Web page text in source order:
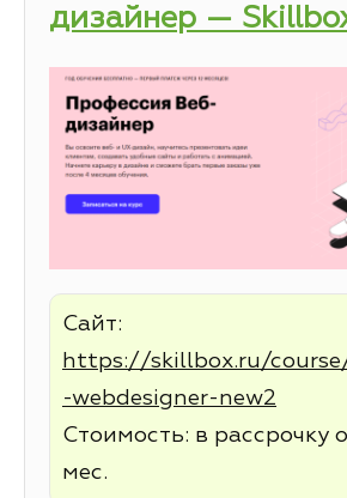
дизайнер —
Сайт:
https://skillbox.ru/
-webdesigner-new2
Стоимость: в рассрочку
мес.